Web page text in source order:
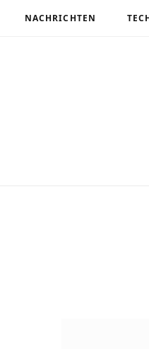
NACHRICHTEN